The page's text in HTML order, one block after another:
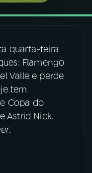
quarta-feira
Flamengo
Valle e perde
tem
Copa do
Astrid Nick.
.